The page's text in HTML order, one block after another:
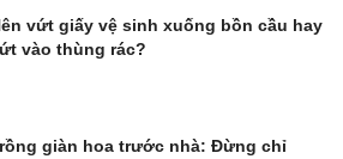
vứt giấy vệ sinh xuống bồn cầu hay
vào thùng rác?
giàn hoa trước nhà: Đừng chỉ